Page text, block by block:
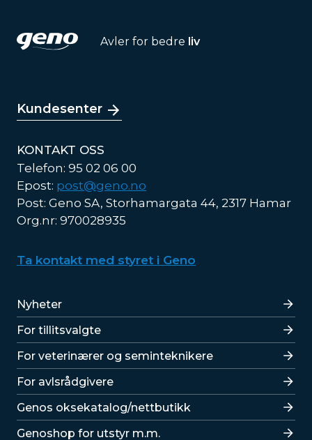
Avler for bedre liv
Kundesenter
KONTAKT OSS
Telefon: 95 02 06 00
Epost: post@geno.no
Post: Geno SA, Storhamargata 44, 2317 Hamar
Org.nr: 970028935
Ta kontakt med styret i Geno
Lenker
Nyheter
For tillitsvalgte
For veterinærer og seminteknikere
For avlsrådgivere
Lenker
Genos oksekatalog/nettbutikk
Genoshop for utstyr m.m.